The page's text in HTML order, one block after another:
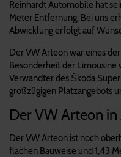
Reinhardt Automobile hat
Meter Entfernung. Bei uns
Abwicklung erfolgt auf
Der VW Arteon war eines
Besonderheit der Limousine
Verwandter des Škoda
großzügigen Platzangebots
Der VW Arteon in
Der VW Arteon ist noch
flachen Bauweise und 1,43